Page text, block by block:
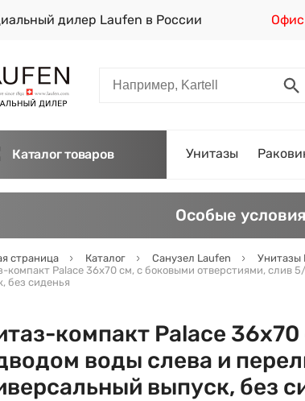
дилер Laufen в России
Каталог товаров Унитазы
Особые
страница Каталог Санузел Laufen Унитазы
компакт Palace 36х70 см, с боковыми отверстиями, слив
без сиденья
компакт Palace
воды слева и
выпуск, без